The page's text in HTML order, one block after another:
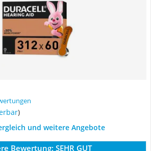
)
und weitere Angebote
Bewertung: SEHR GUT